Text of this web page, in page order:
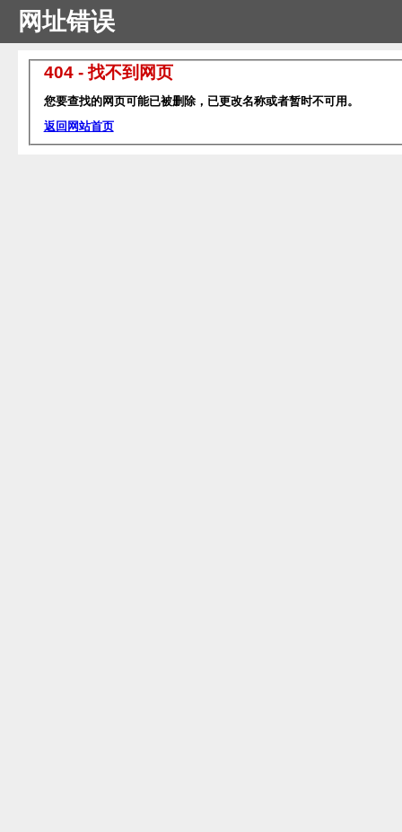
网址错误
404 - 找不到网页
您要查找的网页可能已被删除，已更改名称或者暂时不可用。
返回网站首页